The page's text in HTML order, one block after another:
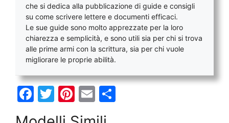
che si dedica alla pubblicazione di guide e consigli
su come scrivere lettere e documenti efficaci.
Le sue guide sono molto apprezzate per la loro
chiarezza e semplicità, e sono utili sia per chi si trova
alle prime armi con la scrittura, sia per chi vuole
migliorare le proprie abilità.
F
T
w
Pi
nt
E
m